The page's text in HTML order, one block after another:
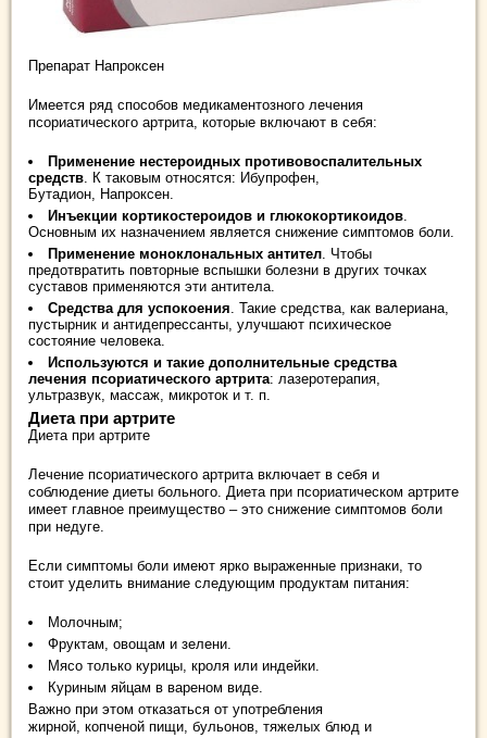
Препарат Напроксен
Имеется ряд способов медикаментозного лечения
псориатического артрита, которые включают в себя:
Применение нестероидных противовоспалительных
средств. К таковым относятся: Ибупрофен,
Бутадион, Напроксен.
Инъекции кортикостероидов и глюкокортикоидов.
Основным их назначением является снижение симптомов боли.
Применение моноклональных антител. Чтобы
предотвратить повторные вспышки болезни в других точках
суставов применяются эти антитела.
Средства для успокоения. Такие средства, как валериана,
пустырник и антидепрессанты, улучшают психическое
состояние человека.
Используются и такие дополнительные средства
лечения псориатического артрита: лазеротерапия,
ультразвук, массаж, микроток и т. п.
Диета при артрите
Диета при артрите
Лечение псориатического артрита включает в себя и
соблюдение диеты больного. Диета при псориатическом артрите
имеет главное преимущество – это снижение симптомов боли
при недуге.
Если симптомы боли имеют ярко выраженные признаки, то
стоит уделить внимание следующим продуктам питания:
Молочным;
Фруктам, овощам и зелени.
Мясо только курицы, кроля или индейки.
Куриным яйцам в вареном виде.
Важно при этом отказаться от употребления
жирной, копченой пищи, бульонов, тяжелых блюд и